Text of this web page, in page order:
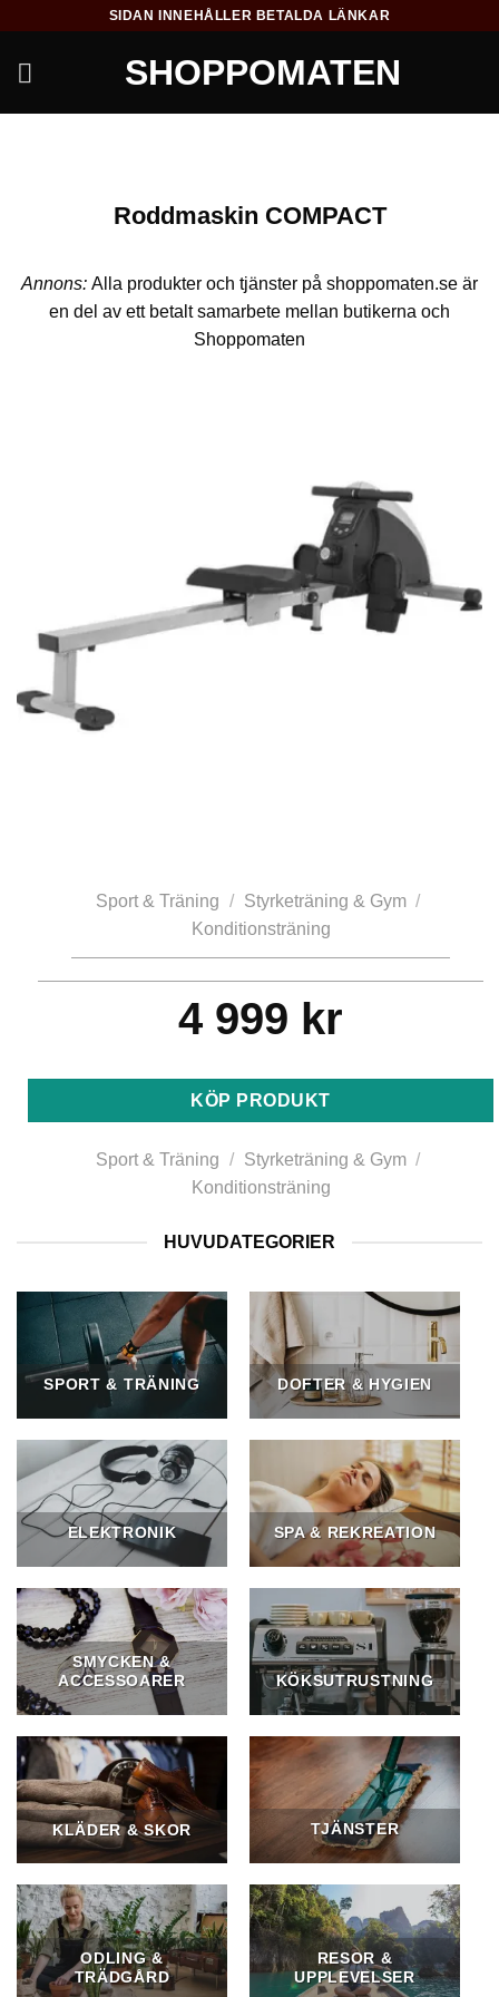
content
SIDAN INNEHÅLLER BETALDA LÄNKAR
SHOPPOMATEN
Roddmaskin COMPACT
Annons: Alla produkter och tjänster på shoppomaten.se är
en del av ett betalt samarbete mellan butikerna och
Shoppomaten
Sport & Träning / Styrketräning & Gym /
Konditionsträning
4 999 kr
KÖP PRODUKT
Sport & Träning / Styrketräning & Gym /
Konditionsträning
HUVUDATEGORIER
SPORT & TRÄNING DOFTER & HYGIEN
ELEKTRONIK SPA & REKREATION
SMYCKEN &
ACCESSOARER
KÖKSUTRUSTNING
KLÄDER & SKOR TJÄNSTER
ODLING &
TRÄDGÅRD
RESOR &
UPPLEVELSER